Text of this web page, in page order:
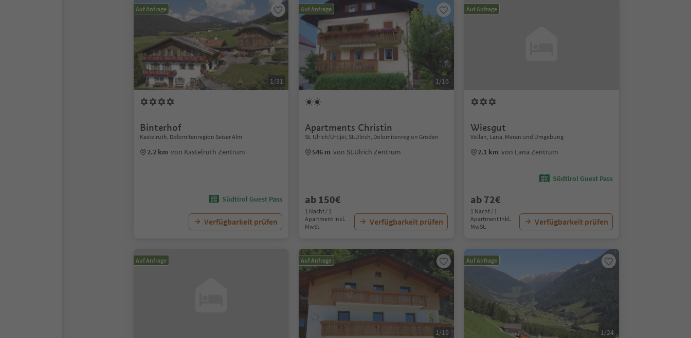
Auf Anfrage
1/31
Binterhof
Kastelruth, Dolomitenregion Seiser Alm
2.2 km von Kastelruth Zentrum
Südtirol Guest Pass
Verfügbarkeit prüfen
Auf Anfrage
1/16
Apartments Christin
St. Ulrich/Urtijëi, St.Ulrich, Dolomitenregion Gröden
546 m von St.Ulrich Zentrum
ab 150€
1 Nacht / 1
Apartment Inkl.
MwSt.
Verfügbarkeit prüfen
Auf Anfrage
Wiesgut
Völlan, Lana, Meran und Umgebung
2.1 km von Lana Zentrum
Südtirol Guest Pass
ab 72€
1 Nacht / 1
Apartment Inkl.
MwSt.
Verfügbarkeit prüfen
Auf Anfrage Auf Anfrage
1/19
Auf Anfrage
1/24